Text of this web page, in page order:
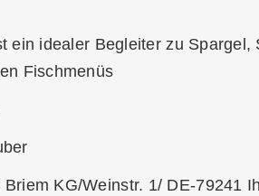
ein idealer Begleiter zu
Fischmenüs
KG/Weinstr. 1/ DE-79241